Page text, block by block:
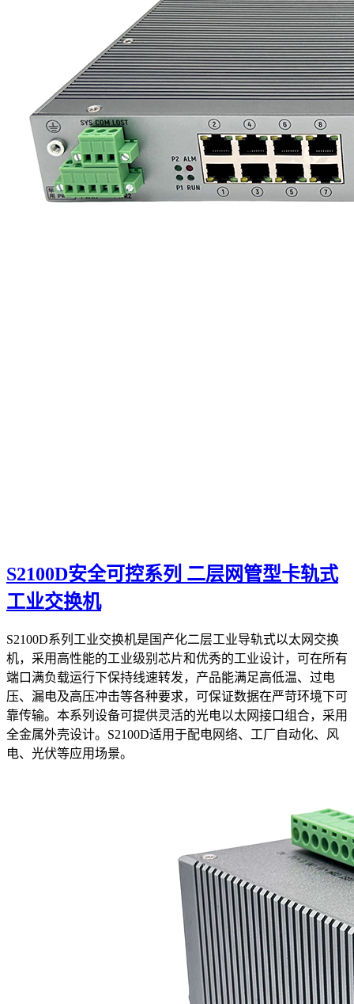
S2100D安全可控系列 二层网管型卡轨式
工业交换机
S2100D系列工业交换机是国产化二层工业导轨式以太网交换
机，采用高性能的工业级别芯片和优秀的工业设计，可在所有
端口满负载运行下保持线速转发，产品能满足高低温、过电
压、漏电及高压冲击等各种要求，可保证数据在严苛环境下可
靠传输。本系列设备可提供灵活的光电以太网接口组合，采用
全金属外壳设计。S2100D适用于配电网络、工厂自动化、风
电、光伏等应用场景。